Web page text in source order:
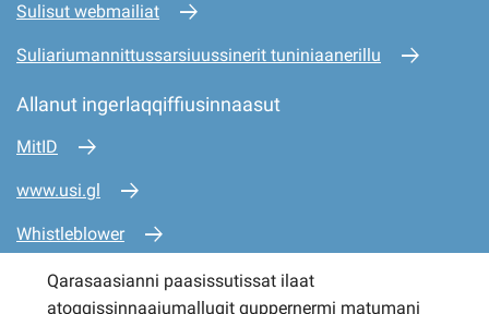
Sulisut webmailiat
Suliariumannittussarsiuussinerit tuniniaanerillu
Allanut ingerlaqqiffiusinnaasut
MitID
www.usi.gl
Whistleblower
www.mio.gl
Qarasaasianni paasissutissat ilaat
atoqqissinnaajumallugit quppernermi matumani